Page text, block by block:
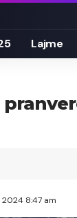
Lajme
8:47 am